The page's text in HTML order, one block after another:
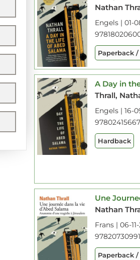
Nathan
Engels | 01-
Paperback
A Day in
Thrall,
Engels | 16-
Hardback
Nathan
Frans | 06-
Paperback